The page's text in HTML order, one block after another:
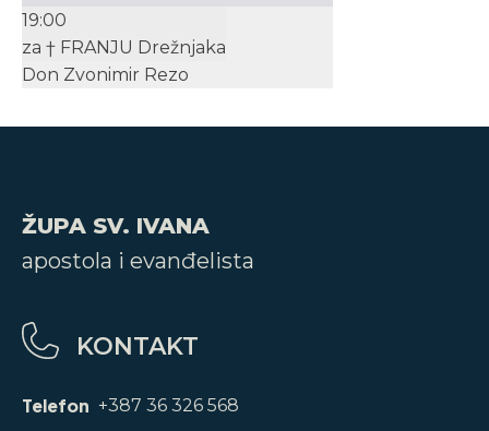
19:00
za † FRANJU Drežnjaka
Don Zvonimir Rezo
ŽUPA SV. IVANA
apostola i evanđelista
KONTAKT
Telefon +387 36 326 568